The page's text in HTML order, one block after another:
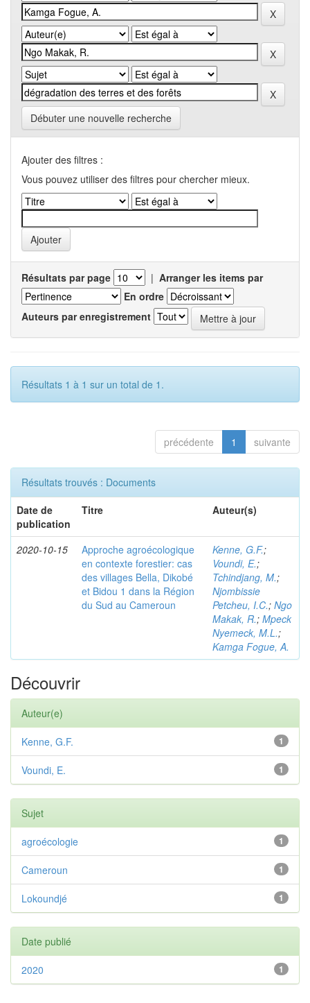
Débuter une nouvelle recherche
Ajouter des filtres :
Vous pouvez utiliser des filtres pour chercher mieux.
Résultats par page | Arranger les items par
En ordre
Auteurs par enregistrement
Résultats 1 à 1 sur un total de 1.
précédente 1 suivante
Résultats trouvés : Documents
Date de
publication
Titre Auteur(s)
2020-10-15
Approche agroécologique
en contexte forestier: cas
des villages Bella, Dikobé
et Bidou 1 dans la Région
du Sud au Cameroun
Kenne, G.F.;
Voundi, E.;
Tchindjang, M.;
Njombissie
Petcheu, I.C.; Ngo
Makak, R.; Mpeck
Nyemeck, M.L.;
Kamga Fogue, A.
Découvrir
Auteur(e)
1
Kenne, G.F.
1
Voundi, E.
Sujet
1
agroécologie
1
Cameroun
1
Lokoundjé
Date publié
1
2020